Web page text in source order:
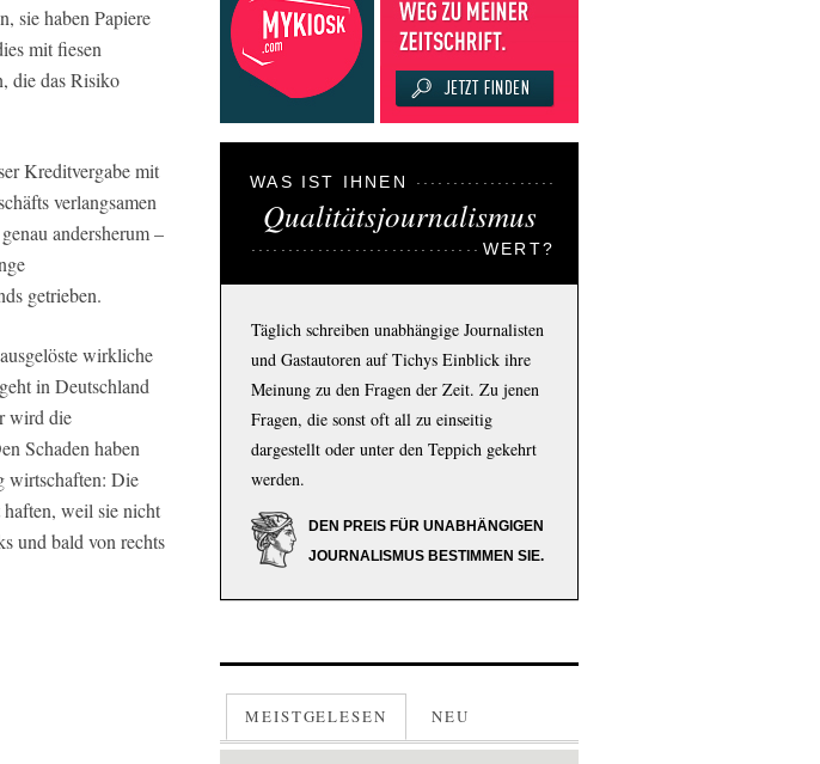
sie haben Papiere
mit fiesen
die das Risiko
Kreditvergabe mit
verlangsamen
andersherum –
getrieben.
wirkliche
in Deutschland
wird die
Schaden haben
wirtschaften: Die
weil sie nicht
und bald von rechts
WAS IST IHNEN
Qualitätsjournalismus
WERT?
Täglich schreiben unabhängige Journalisten
und Gastautoren auf Tichys Einblick ihre
Meinung zu den Fragen der Zeit. Zu jenen
Fragen, die sonst oft all zu einseitig
dargestellt oder unter den Teppich gekehrt
werden.
DEN PREIS FÜR UNABHÄNGIGEN
JOURNALISMUS BESTIMMEN SIE.
MEISTGELESEN NEU